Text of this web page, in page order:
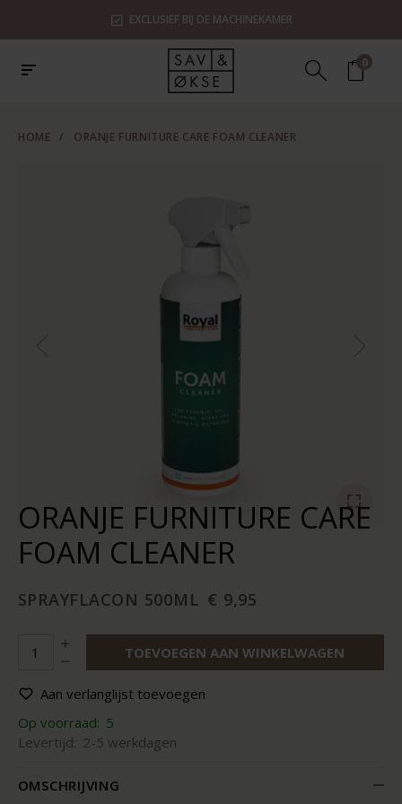
EXCLUSIEF BIJ DE MACHINEKAMER
0
HOME / ORANJE FURNITURE CARE FOAM CLEANER
ORANJE FURNITURE CARE
FOAM CLEANER
SPRAYFLACON 500ML € 9,95
TOEVOEGEN AAN WINKELWAGEN
Aan verlanglijst toevoegen
Op voorraad: 5
Levertijd: 2-5 werkdagen
OMSCHRIJVING